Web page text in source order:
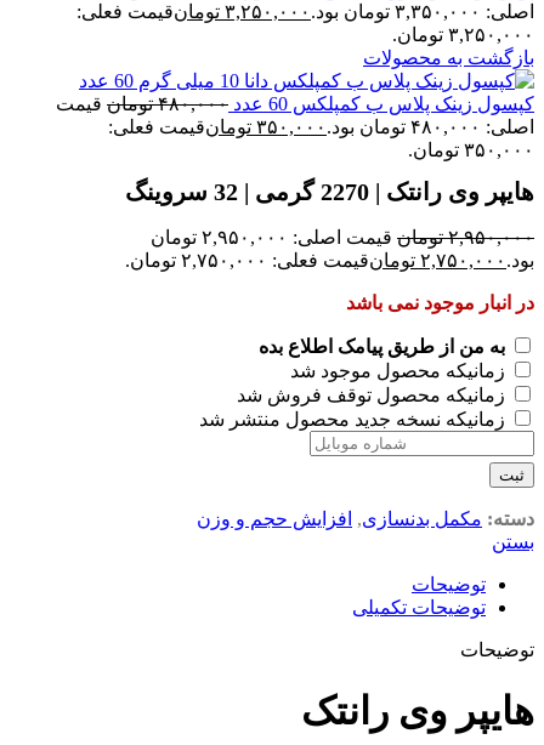
اصلی: ۳,۳۵۰,۰۰۰ تومان بود.
۳,۲۵۰,۰۰۰ تومانقیمت فعلی:
۳,۲۵۰,۰۰۰ تومان.
بازگشت به محصولات
کپسول زینک پلاس ب کمپلکس 60 عدد ۴۸۰,۰۰۰ تومان قیمت
اصلی: ۴۸۰,۰۰۰ تومان بود.
۳۵۰,۰۰۰ تومانقیمت فعلی:
۳۵۰,۰۰۰ تومان.
هایپر وی رانتک | 2270 گرمی | 32 سروینگ
۲,۹۵۰,۰۰۰ تومان
قیمت اصلی: ۲,۹۵۰,۰۰۰ تومان
بود. ۲,۷۵۰,۰۰۰ تومانقیمت فعلی: ۲,۷۵۰,۰۰۰ تومان.
در انبار موجود نمی باشد
به من از طریق پیامک اطلاع بده
زمانیکه محصول موجود شد
زمانیکه محصول توقف فروش شد
زمانیکه نسخه جدید محصول منتشر شد
ثبت
دسته: مکمل بدنسازی, افزایش حجم و وزن
بستن
توضیحات
توضیحات تکمیلی
توضیحات
هایپر وی رانتک